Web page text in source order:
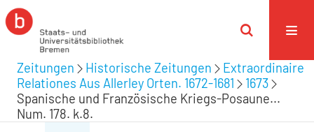
Zeitungen Historische Zeitungen
Extraordinaire
Relationes Aus Allerley Orten. 1672-1681
1673
Spanische und Französische Kriegs-Posaune...
Num. 178. k.8.